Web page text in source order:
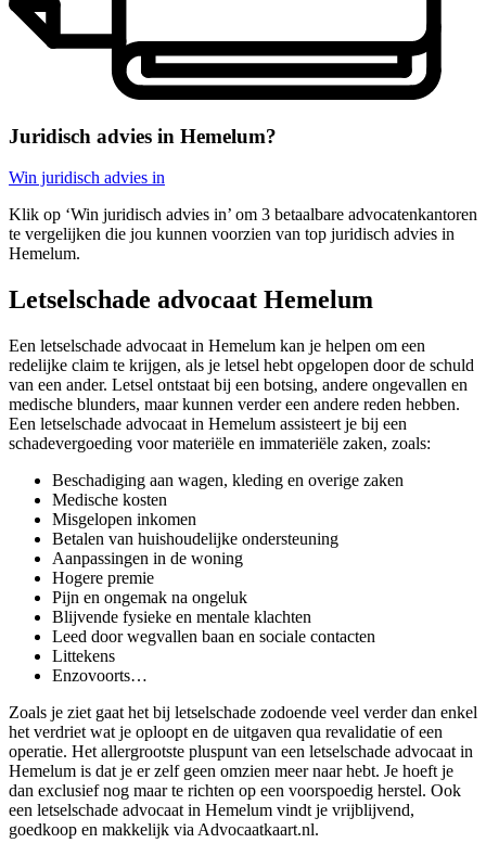
Juridisch advies in Hemelum?
Win juridisch advies in
Klik op ‘Win juridisch advies in’ om 3 betaalbare advocatenkantoren
te vergelijken die jou kunnen voorzien van top juridisch advies in
Hemelum.
Letselschade advocaat Hemelum
Een letselschade advocaat in Hemelum kan je helpen om een
redelijke claim te krijgen, als je letsel hebt opgelopen door de schuld
van een ander. Letsel ontstaat bij een botsing, andere ongevallen en
medische blunders, maar kunnen verder een andere reden hebben.
Een letselschade advocaat in Hemelum assisteert je bij een
schadevergoeding voor materiële en immateriële zaken, zoals:
Beschadiging aan wagen, kleding en overige zaken
Medische kosten
Misgelopen inkomen
Betalen van huishoudelijke ondersteuning
Aanpassingen in de woning
Hogere premie
Pijn en ongemak na ongeluk
Blijvende fysieke en mentale klachten
Leed door wegvallen baan en sociale contacten
Littekens
Enzovoorts…
Zoals je ziet gaat het bij letselschade zodoende veel verder dan enkel
het verdriet wat je oploopt en de uitgaven qua revalidatie of een
operatie. Het allergrootste pluspunt van een letselschade advocaat in
Hemelum is dat je er zelf geen omzien meer naar hebt. Je hoeft je
dan exclusief nog maar te richten op een voorspoedig herstel. Ook
een letselschade advocaat in Hemelum vindt je vrijblijvend,
goedkoop en makkelijk via Advocaatkaart.nl.